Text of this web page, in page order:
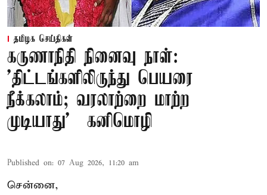
தமிழக செய்திகள்
கருணாநிதி நினைவு நாள்:
'திட்டங்களிலிருந்து பெயரை
நீக்கலாம்; வரலாற்றை மாற்ற
முடியாது' – கனிமொழி
Published on: 07 Aug 2026, 11:20 am
சென்னை,